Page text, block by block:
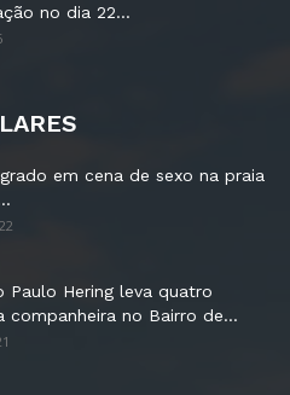
no dia 22...
em cena de sexo na praia
Paulo Hering leva quatro
companheira no Bairro de...